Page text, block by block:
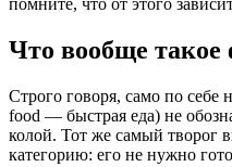
Что вообще такое
Строго говоря, само по себе
food — быстрая еда) не
колой. Тот же самый творог
категорию: его не нужно